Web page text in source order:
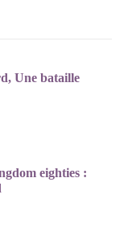
Une bataille
eighties :